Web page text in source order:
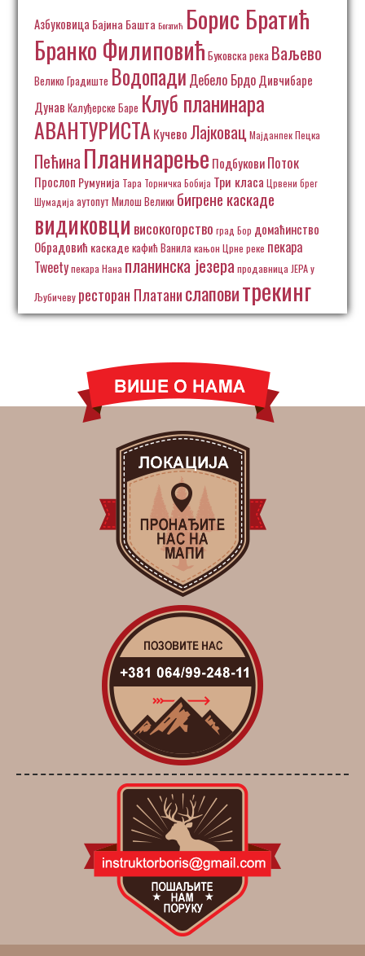
Азбуковица Бајина Башта Богатић Борис Братић
Бранко Филиповић Буковска река Ваљево
Велико Градиште Водопади Дебело БрдоДивчибаре
Дунав Калуђерске Баре Клуб планинара
АВАНТУРИСТА Кучево Лајковац Мајданпек Пецка
Пећина Планинарење ПодбуковиПоток
Прослоп Румунија Тара Торничка Бобија Три класа Црвени брег
Шумадија аутопут Милош Велики бигрене каскаде
видиковци високогорство град Бор домаћинство
Обрадовић каскаде кафић Ванилакањон Црне реке пекара
Tweetyпекара Нана планинска језера продавница ЈЕРА у
Љубичеву ресторан Платанислаповитрекинг